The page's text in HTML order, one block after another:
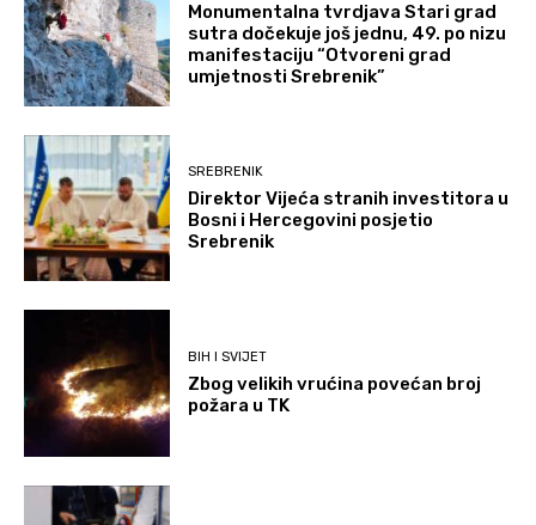
Monumentalna tvrdjava Stari grad
sutra dočekuje još jednu, 49. po nizu
manifestaciju “Otvoreni grad
umjetnosti Srebrenik”
SREBRENIK
Direktor Vijeća stranih investitora u
Bosni i Hercegovini posjetio
Srebrenik
BIH I SVIJET
Zbog velikih vrućina povećan broj
požara u TK